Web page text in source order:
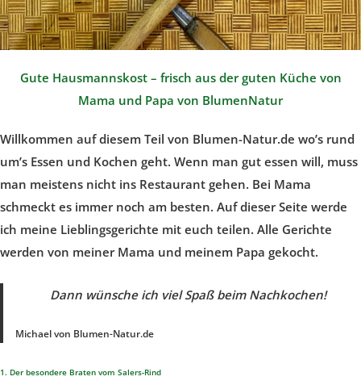
Gute Hausmannskost – frisch aus der guten Küche von
Mama und Papa von BlumenNatur
Willkommen auf diesem Teil von Blumen-Natur.de wo’s rund
um’s Essen und Kochen geht. Wenn man gut essen will, muss
man meistens nicht ins Restaurant gehen. Bei Mama
schmeckt es immer noch am besten. Auf dieser Seite werde
ich meine Lieblingsgerichte mit euch teilen. Alle Gerichte
werden von meiner Mama und meinem Papa gekocht.
Dann wünsche ich viel Spaß beim Nachkochen!
Michael von Blumen-Natur.de
1. Der besondere Braten vom Salers-Rind